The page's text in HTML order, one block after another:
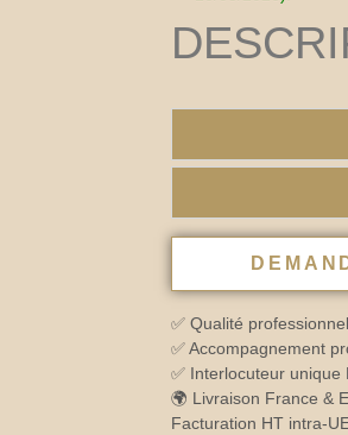
✅ Qualité
✅ Accompagnement
✅ Interlocuteur unique
🌍 Livraison France &
Facturation HT intra-